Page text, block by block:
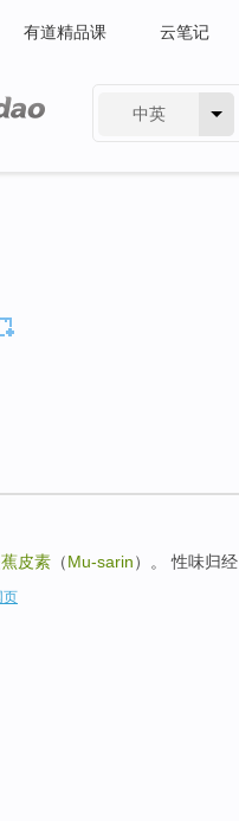
有道精品课 云笔记
中英
蕉皮素 （Mu-sarin）。 性味归
页